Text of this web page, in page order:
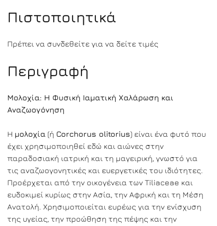
Πιστοποιητικά
Πρέπει να συνδεθείτε για να δείτε τιμές
Περιγραφή
Μολοχία: Η Φυσική Ιαματική Χαλάρωση και
Αναζωογόνηση
Η μολοχία (ή Corchorus olitorius) είναι ένα φυτό που
έχει χρησιμοποιηθεί εδώ και αιώνες στην
παραδοσιακή ιατρική και τη μαγειρική, γνωστό για
τις αναζωογονητικές και ευεργετικές του ιδιότητες.
Προέρχεται από την οικογένεια των Tiliaceae και
ευδοκιμεί κυρίως στην Ασία, την Αφρική και τη Μέση
Ανατολή. Χρησιμοποιείται ευρέως για την ενίσχυση
της υγείας, την προώθηση της πέψης και την